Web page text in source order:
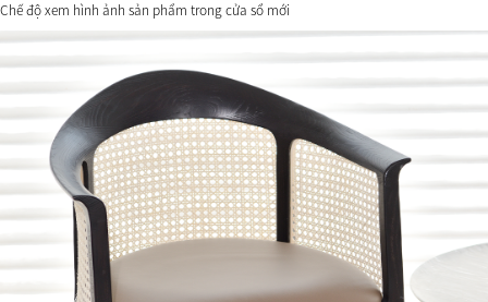
Chế độ xem hình ảnh sản phẩm trong cửa sổ mới